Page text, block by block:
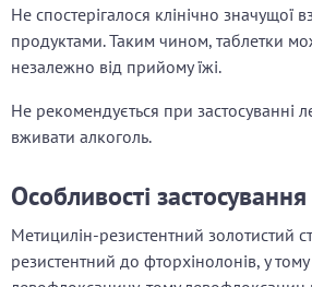
Не спостерігалося клінічно значущої
продуктами. Таким чином, таблетки
незалежно від прийому їжі.
Не рекомендується при застосуванні
вживати алкоголь.
Особливості застосування
Метицилін-резистентний золотистий
резистентний до фторхінолонів, у тому